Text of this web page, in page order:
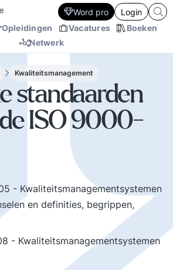
Opleidingen Vacatures
Boeken
Netwerk
Word pro Login
Kwaliteitsmanagement
standaarden
ISO 9000-
- Kwaliteitsmanagementsystemen
en definities, begrippen,
- Kwaliteitsmanagementsystemen